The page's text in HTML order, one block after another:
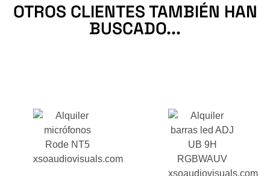
OTROS CLIENTES TAMBIÉN HAN
BUSCADO...